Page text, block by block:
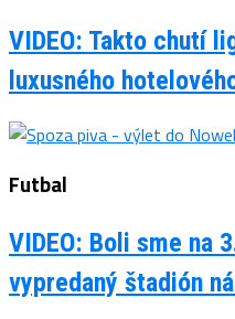
VIDEO: Takto chutí
luxusného
Futbal
VIDEO: Boli sme na
vypredaný štadión